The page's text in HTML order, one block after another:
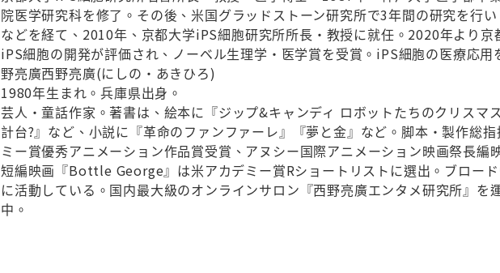
院医学研究科を修了。その後、米国グラッドストーン研究所で3年間の研究を行
などを経て、2010年、京都大学iPS細胞研究所所長・教授に就任。2020年より
iPS細胞の開発が評価され、ノーベル生理学・医学賞を受賞。iPS細胞の医療応
野亮廣西野亮廣(にしの・あきひろ)
1980年生まれ。兵庫県出身。
芸人・童話作家。著書は、絵本に『ジップ&キャンディ ロボットたちのクリスマ
計台?』など、小説に『革命のファンファーレ』『夢と金』など。脚本・製作総
ミー賞優秀アニメーション作品賞受賞、アヌシー国際アニメーション映画祭長編
短編映画『Bottle George』は米アカデミー賞Rショートリストに選出。ブロー
に活動している。国内最大級のオンラインサロン『西野亮廣エンタメ研究所』
中。